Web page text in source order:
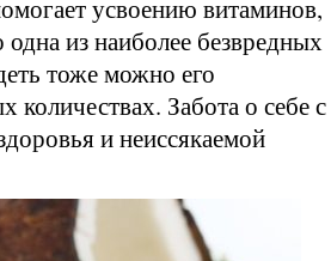
усвоению витаминов,
из наиболее безвредных
тоже можно его
количествах. Забота о себе с
и неиссякаемой